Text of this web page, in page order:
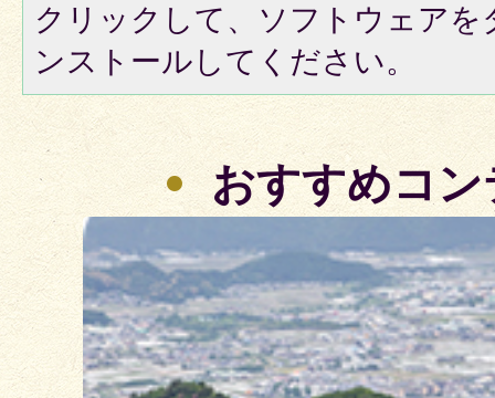
クリックして、ソフトウェア
ンストールしてください。
おすすめコ
3
枚
目